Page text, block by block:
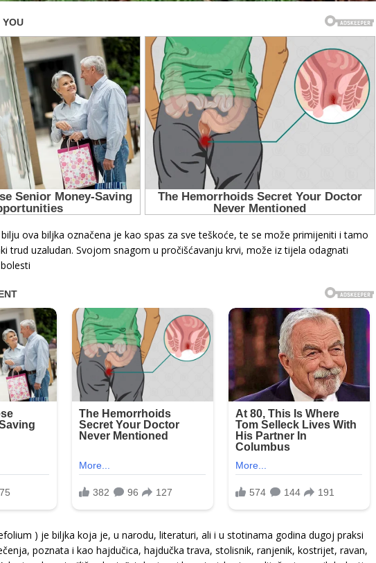
ova biljka označena je kao spas za sve teškoće, te se može primijeniti i tamo
trud uzaludan. Svojom snagom u pročišćavanju krvi, može iz tijela odagnati
) je biljka koja je, u narodu, literaturi, ali i u stotinama godina dugoj praksi
poznata i kao hajdučica, hajdučka trava, stolisnik, ranjenik, kostrijet, ravan,